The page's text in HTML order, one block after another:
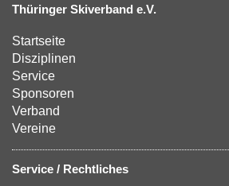
Thüringer Skiverband e.V.
Startseite
Disziplinen
Service
Sponsoren
Verband
Vereine
Service / Rechtliches